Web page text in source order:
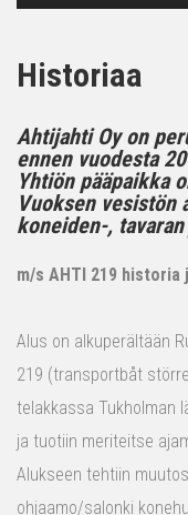
Historiaa
Ahtijahti Oy on
ennen vuodesta
Yhtiön pääpaikka
Vuoksen vesistön
koneiden-,
m/s AHTI 219 historia
Alus on alkuperältään
219 (transportbåt
telakkassa Tukholman
ja tuotiin meriteitse
Alukseen tehtiin
ohjaamo/salonki